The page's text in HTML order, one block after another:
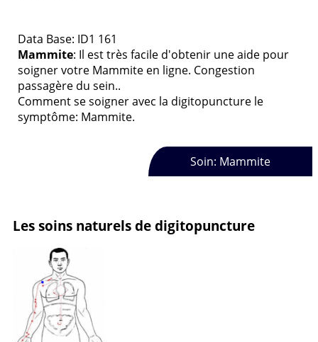
Data Base: ID1 161
Mammite: Il est très facile d'obtenir une aide pour
soigner votre Mammite en ligne. Congestion
passagère du sein..
Comment se soigner avec la digitopuncture le
symptôme: Mammite.
Soin: Mammite
Les soins naturels de digitopuncture